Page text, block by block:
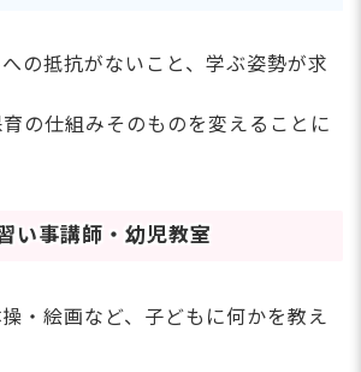
の抵抗がないこと、学ぶ姿勢が求
の仕組みそのものを変えることに
い事講師・幼児教室
・絵画など、子どもに何かを教え